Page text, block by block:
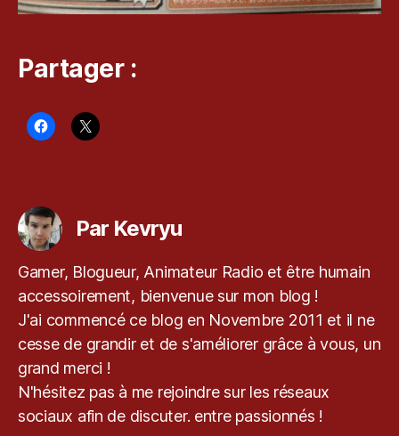
Partager :
H
e
m
st
er
v
r
u,
le
bl
o
d
e
k
Par Kevryu
Gamer, Blogueur, Animateur Radio et être humain
accessoirement, bienvenue sur mon blog !
J'ai commencé ce blog en Novembre 2011 et il ne
cesse de grandir et de s'améliorer grâce à vous, un
grand merci !
N'hésitez pas à me rejoindre sur les réseaux
sociaux afin de discuter. entre passionnés !